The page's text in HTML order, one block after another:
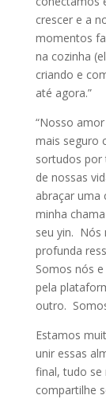
crescer e a
momentos
na cozinha
criando e
até agora.”
“Nosso
mais seguro
sortudos
de nossas
abraçar uma
minha
seu yin. Nós
profunda
Somos nós
pela
outro.
Estamos
unir essas
final, tudo se
compartilhe